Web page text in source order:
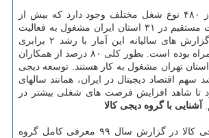
در دیجی کالا بیش از ۴۸۰ نوع شغل مختلف وجود دارد که بیش از
۸۲۰۰ پرسنل بصورت مستقیم در ۳۱ استان ایران مشغول به فعالیت
هستند و باتوجه به گزارش های سالیانه این آمار با رشد ۲ برابری
نسبت به سال ۹۸ همراه بوده است. بطور کلی ۸۰ درصد از همکاران
استان تهران مشغول به کار هستند. توسعه دیجی
سهم اقتصاد دیجیتال در ایران، همانند سالهای
شاهد افزایش فرصت های شغلی بیشتر در
آشنایی با گروه دیجی کالا
یکی از اقدامات دیجی کالا در گزارش سال ۹۹ معرفی کامل گروه